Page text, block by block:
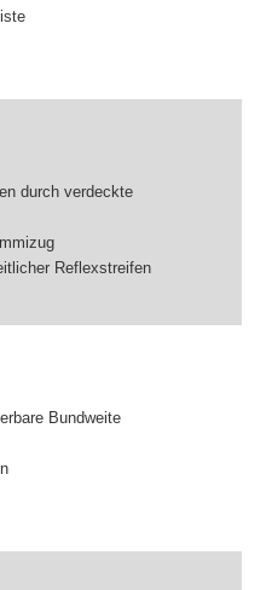
durch verdeckte
Reflexstreifen
Bundweite